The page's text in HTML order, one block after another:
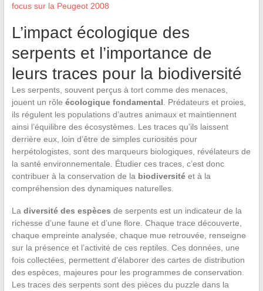
focus sur la Peugeot 2008
L’impact écologique des
serpents et l’importance de
leurs traces pour la biodiversité
Les serpents, souvent perçus à tort comme des menaces,
jouent un rôle écologique fondamental . Prédateurs et proies,
ils régulent les populations d’autres animaux et maintiennent
ainsi l’équilibre des écosystèmes. Les traces qu’ils laissent
derrière eux, loin d’être de simples curiosités pour
herpétologistes, sont des marqueurs biologiques, révélateurs de
la santé environnementale. Étudier ces traces, c’est donc
contribuer à la conservation de la biodiversitéet à la
compréhension des dynamiques naturelles.
La diversité des espèces de serpents est un indicateur de la
richesse d’une faune et d’une flore. Chaque trace découverte,
chaque empreinte analysée, chaque mue retrouvée, renseigne
sur la présence et l’activité de ces reptiles. Ces données, une
fois collectées, permettent d’élaborer des cartes de distribution
des espèces, majeures pour les programmes de conservation.
Les traces des serpents sont des pièces du puzzle dans la